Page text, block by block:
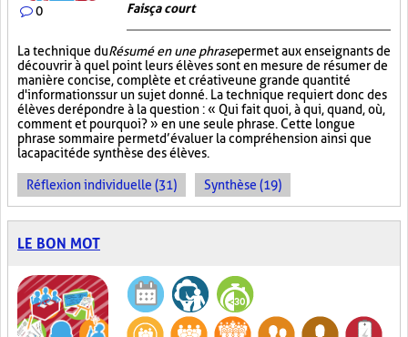
0 Fais ça court
La technique duRésumé en une phrasepermet aux enseignants de
découvrir à quel point leurs élèves sont en mesure de résumer de
manière concise, complète et créative une grande quantité
d'informations sur un sujet donné. La technique requiert donc des
élèves de répondre à la question : « Qui fait quoi, à qui, quand, où,
comment et pourquoi? » en une seule phrase. Cette longue
phrase sommaire permet d’évaluer la compréhension ainsi que
la capacité de synthèse des élèves.
Réflexion individuelle (31) Synthèse (19)
LE BON MOT